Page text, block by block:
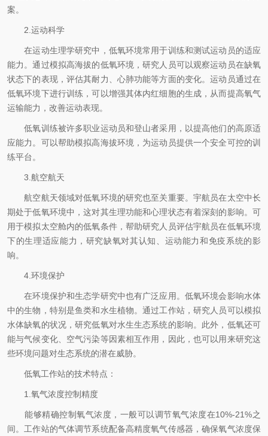
案。
2.运动科学
在运动生理学研究中，低氧环境常用于训练和测试运动员的适应
能力。通过模拟高海拔的低氧环境，研究人员可以观察运动员在缺氧
状态下的表现，评估其耐力、心肺功能等方面的变化。运动员通过在
低氧环境下进行训练，可以增强其体内红细胞的生成，从而提高氧气
运输能力，改善运动表现。
低氧训练被许多职业运动员和登山者采用，以提高他们的高原适
应能力。可以帮助模拟高海拔环境，为运动员提供一个安全可控的训
练平台。
3.航空航天
航空航天领域对低氧环境的研究也至关重要。宇航员在太空中长
期处于低氧环境中，这对其生理功能和心理状态有着深刻的影响。可
用于模拟太空舱内的低氧条件，帮助研究人员评估宇航员在低氧环境
下的生理适应能力，研究缺氧对其认知、运动能力和免疫系统的影
响。
4.环境保护
在环境保护和生态学研究中也有广泛应用。低氧环境会影响水体
中的生物，特别是鱼类和水生植物。通过工作站，研究人员可以模拟
水体缺氧的状况，研究低氧对水生生态系统的影响。此外，低氧还可
能与气候变化、空气污染等因素相互作用，因此，也可以用来研究这
些环境问题对生态系统的潜在威胁。
低氧工作站的技术特点：
1.氧气浓度控制精度
能够精确控制氧气浓度，一般可以调节氧气浓度在10%-21%之
间。工作站的气体调节系统配备高精度氧气传感器，确保氧气浓度保